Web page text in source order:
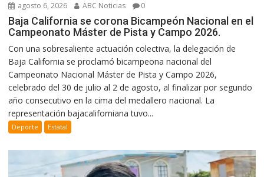
agosto 6, 2026 ABC Noticias 0
Baja California se corona Bicampeón Nacional en el
Campeonato Máster de Pista y Campo 2026.
Con una sobresaliente actuación colectiva, la delegación de
Baja California se proclamó bicampeona nacional del
Campeonato Nacional Máster de Pista y Campo 2026,
celebrado del 30 de julio al 2 de agosto, al finalizar por segundo
año consecutivo en la cima del medallero nacional. La
representación bajacaliforniana tuvo...
Deporte Estatal